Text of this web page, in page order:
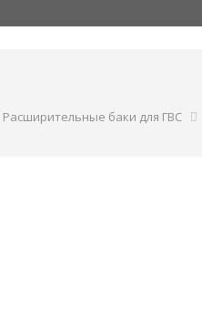
Расширительные баки для ГВС